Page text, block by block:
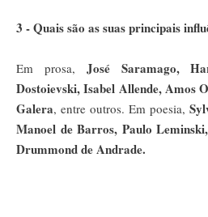
3 - Quais são as suas principais
Em prosa, José Saramago,
Dostoievski, Isabel Allende, Amos
Galera, entre outros. Em poesia,
Manoel de Barros, Paulo
Drummond de Andrade.